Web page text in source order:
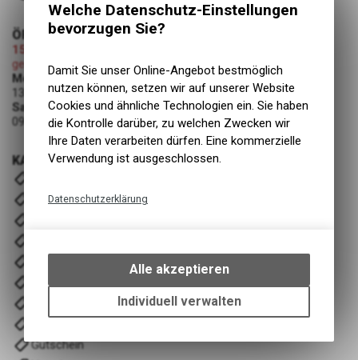
KATEGORIEN
Velos
Wartung/Reinigung
Bekleidung & Ausrüstung
Gutschein
ÖFFNUNGSZEITEN
15.08.2026 (Mariä Himmelfahrt)
geschlossen
Montag - Freitag
13:00 - 19:00 Uhr
Samstag
09:00 - 12:00 Uhr
Welche Datenschutz-Einstellungen
bevorzugen Sie?
Damit Sie unser Online-Angebot bestmöglich
nutzen können, setzen wir auf unserer Website
Cookies und ähnliche Technologien ein. Sie haben
die Kontrolle darüber, zu welchen Zwecken wir
Ihre Daten verarbeiten dürfen. Eine kommerzielle
Verwendung ist ausgeschlossen.
Datenschutzerklärung
bestimmte Interaktionen und
Einstellungen auf Ihrem Gerät,
um die grundlegenden
Funktionen unseres Online-
Alle akzeptieren
Individuell verwalten